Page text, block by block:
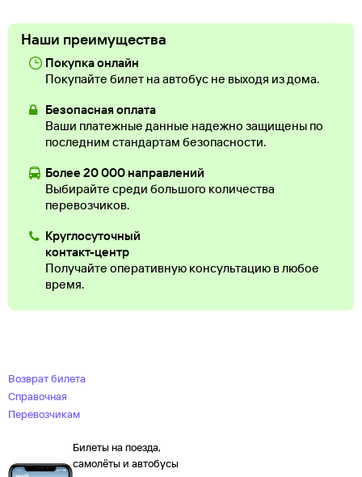
Наши преимущества
Покупка онлайн
Покупайте билет на автобус не выходя из дома.
Безопасная оплата
Ваши платежные данные надежно защищены по
последним стандартам безопасности.
Более 20 000 направлений
Выбирайте среди большого количества
перевозчиков.
Круглосуточный
контакт-центр
Получайте оперативную консультацию в любое
время.
Возврат билета
Справочная
Перевозчикам
Билеты на поезда,
самолёты и автобусы